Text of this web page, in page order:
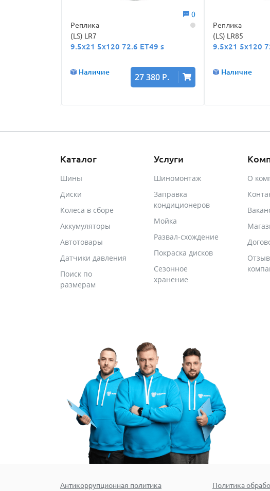
0
Реплика
(LS) LR7
9.5x21 5x120 72.6 ET49 s
Наличие 27 380 Р.
Реплика
(LS) LR85
9.5x21 5x120
Наличие
Каталог
Шины
Диски
Колеса в сборе
Аккумуляторы
Автотовары
Датчики давления
Поиск по
размерам
Услуги
Шиномонтаж
Заправка
кондиционеров
Мойка
Развал-схождение
Покраска дисков
Сезонное
хранение
О
Антикоррупционная политика Политика